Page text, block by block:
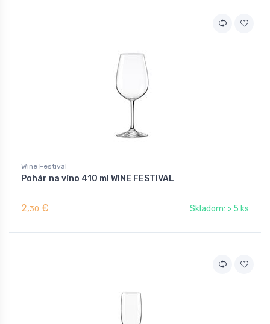
Wine Festival
Pohár na víno 410 ml WINE FESTIVAL
2,30 € Skladom: > 5 ks